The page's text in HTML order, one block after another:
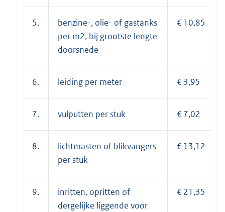
5.
benzine-, olie- of gastanks
per m2, bij grootste lengte
doorsnede
€ 10,85
6. leiding per meter € 3,95
7. vulputten per stuk € 7,02
8.
lichtmasten of blikvangers
per stuk
€ 13,12
9.
inritten, opritten of
dergelijke liggende voor
€ 21,35